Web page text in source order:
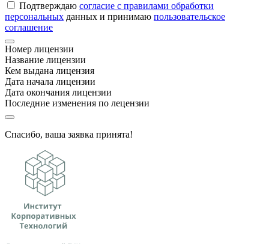
Подтверждаю согласие с правилами обработки
персональных данных и принимаю пользовательское
соглашение
Номер лицензии
Название лицензии
Кем выдана лицензия
Дата начала лицензии
Дата окончания лицензии
Последние изменения по лецензии
Спасибо, ваша заявка принята!